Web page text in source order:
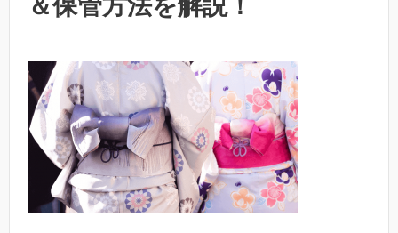
＆保管方法を解説！